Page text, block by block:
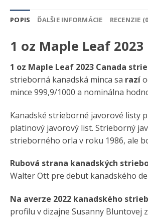
POPIS ĎALŠIE INFORMÁCIE RECENZIE
1 oz Maple Leaf
1 oz Maple Leaf 2023 Canada
strieborná kanadská minca sa razí
mince 999,9/1000 a nominálna
Kanadské strieborné javorové listy
platinový javorový list. Strieborný
strieborného orla v roku 1986, ale
Rubová strana kanadských
Walter Ott pre debut kanadského
Na averze 2022 kanadského
profilu v dizajne Susanny